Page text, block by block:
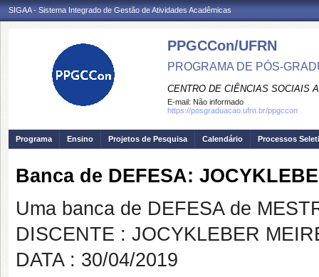
SIGAA - Sistema Integrado de Gestão de Atividades Acadêmicas
PPGCCon/UFRN
PROGRAMA DE PÓS-
CENTRO DE CIÊNCIAS SOCIAIS
E-mail: Não informado
https://posgraduacao.ufrn.br/ppgccon
Programa Ensino Projetos de Pesquisa Calendário Processos
Banca de DEFESA:
Uma banca de DEFESA de
DISCENTE : JOCYKLEBER
DATA : 30/04/2019